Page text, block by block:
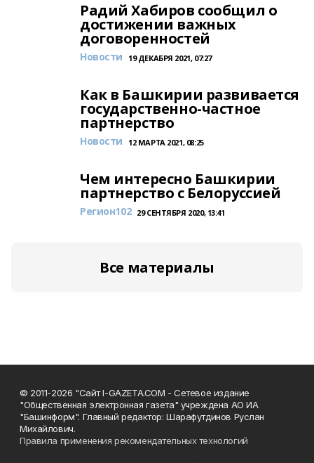
Радий Хабиров сообщил о
достижении важных
договоренностей
Новости 19 ДЕКАБРЯ 2021, 07:27
Как в Башкирии развивается
государственно-частное
партнерство
Новости 12 МАРТА 2021, 08:25
Чем интересно Башкирии
партнерство с Белоруссией
Регион102 29 СЕНТЯБРЯ 2020, 13:41
Все материалы
© 2011-2026 "Сайт I-GAZETA.COM - Сетевое издание
"Общественная электронная газета" учреждена АО ИА
"Башинформ". Главный редактор: Шарафутдинов Руслан
Михайлович.
Правила применения рекомендательных технологий